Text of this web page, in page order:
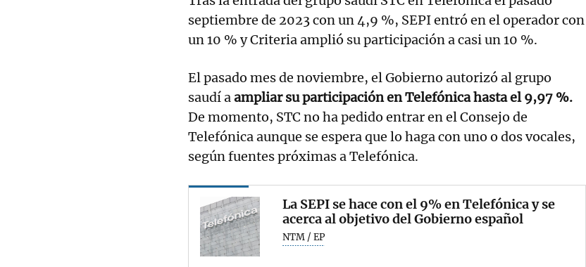
septiembre de 2023 con un 4,9 %, SEPI entró en el operador con
un 10 % y Criteria amplió su participación a casi un 10 %.
El pasado mes de noviembre, el Gobierno autorizó al grupo
saudí aampliar su participación en Telefónica hasta el 9,97 %.
De momento, STC no ha pedido entrar en el Consejo de
Telefónica aunque se espera que lo haga con uno o dos vocales,
según fuentes próximas a Telefónica.
La SEPI se hace con el 9% en Telefónica y se
acerca al objetivo del Gobierno español
NTM / EP